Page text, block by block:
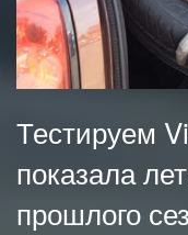
Тестируем
показала
прошлого